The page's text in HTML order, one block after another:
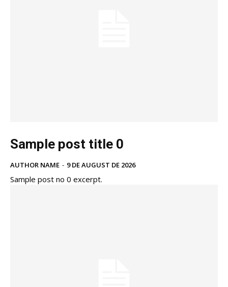
Sample post title 0
AUTHOR NAME - 9 DE AUGUST DE 2026
Sample post no 0 excerpt.